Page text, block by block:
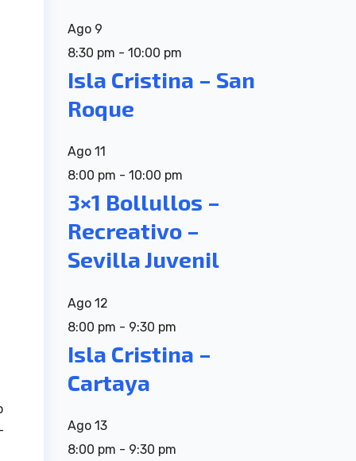
Ago 9
8:30 pm - 10:00 pm
Isla Cristina – San
Roque
Ago 11
8:00 pm - 10:00 pm
3×1 Bollullos –
Recreativo –
Sevilla Juvenil
Ago 12
8:00 pm - 9:30 pm
Isla Cristina –
Cartaya
Ago 13
8:00 pm - 9:30 pm